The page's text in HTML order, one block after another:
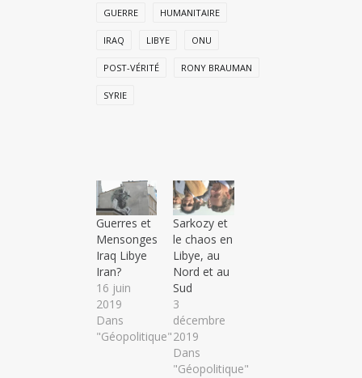
GUERRE HUMANITAIRE
IRAQ LIBYE ONU
POST-VÉRITÉ RONY BRAUMAN
SYRIE
Guerres et
Mensonges
Iraq Libye
Iran?
16 juin
2019
Dans
"Géopolitique"
Sarkozy et
le chaos en
Libye, au
Nord et au
Sud
3
décembre
2019
Dans
"Géopolitique"